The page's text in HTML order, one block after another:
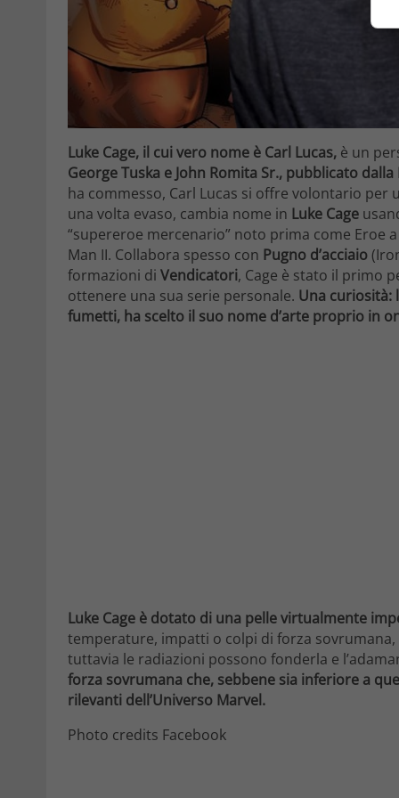
Luke Cage, il cui vero nome è Carl Lucas, è un
George Tuska e John Romita Sr., pubblicato
ha commesso, Carl Lucas si offre volontario
una volta evaso, cambia nome in Luke Cage
“supereroe mercenario” noto prima come Eroe
Man II. Collabora spesso con Pugno d’acciaio
formazioni di Vendicatori, Cage è stato il primo
ottenere una sua serie personale. Una curiosità:
fumetti, ha scelto il suo nome d’arte proprio in
Luke Cage è dotato di una pelle virtualmente
temperature, impatti o colpi di forza
tuttavia le radiazioni possono fonderla e
forza sovrumana che, sebbene sia inferiore a
rilevanti dell’Universo Marvel.
Photo credits Facebook